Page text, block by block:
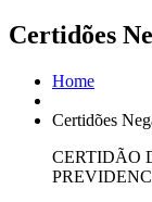
Certidões
Home
Certidões
CERTIDÃO